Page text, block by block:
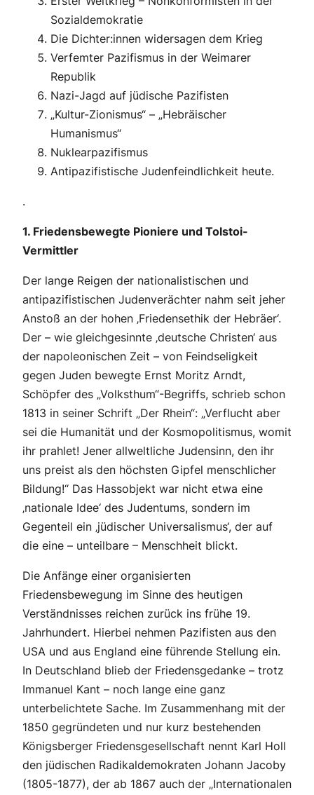
Sozialdemokratie
Die Dichter:innen widersagen dem Krieg
Verfemter Pazifismus in der Weimarer
Republik
Nazi-Jagd auf jüdische Pazifisten
„Kultur-Zionismus“ – „Hebräischer
Humanismus“
Nuklearpazifismus
Antipazifistische Judenfeindlichkeit heute.
.
1. Friedensbewegte Pioniere und Tolstoi-
Vermittler
Der lange Reigen der nationalistischen und
antipazifistischen Judenverächter nahm seit jeher
Anstoß an der hohen ‚Friedensethik der Hebräer‘.
Der – wie gleichgesinnte ‚deutsche Christen‘ aus
der napoleonischen Zeit – von Feindseligkeit
gegen Juden bewegte Ernst Moritz Arndt,
Schöpfer des „Volksthum“-Begriffs, schrieb schon
1813 in seiner Schrift „Der Rhein“: „Verflucht aber
sei die Humanität und der Kosmopolitismus, womit
ihr prahlet! Jener allweltliche Judensinn, den ihr
uns preist als den höchsten Gipfel menschlicher
Bildung!“ Das Hassobjekt war nicht etwa eine
‚nationale Idee‘ des Judentums, sondern im
Gegenteil ein ‚jüdischer Universalismus‘, der auf
die eine – unteilbare – Menschheit blickt.
Die Anfänge einer organisierten
Friedensbewegung im Sinne des heutigen
Verständnisses reichen zurück ins frühe 19.
Jahrhundert. Hierbei nehmen Pazifisten aus den
USA und aus England eine führende Stellung ein.
In Deutschland blieb der Friedensgedanke – trotz
Immanuel Kant – noch lange eine ganz
unterbelichtete Sache. Im Zusammenhang mit der
1850 gegründeten und nur kurz bestehenden
Königsberger Friedensgesellschaft nennt Karl Holl
den jüdischen Radikaldemokraten Johann Jacoby
(1805-1877), der ab 1867 auch der „Internationalen